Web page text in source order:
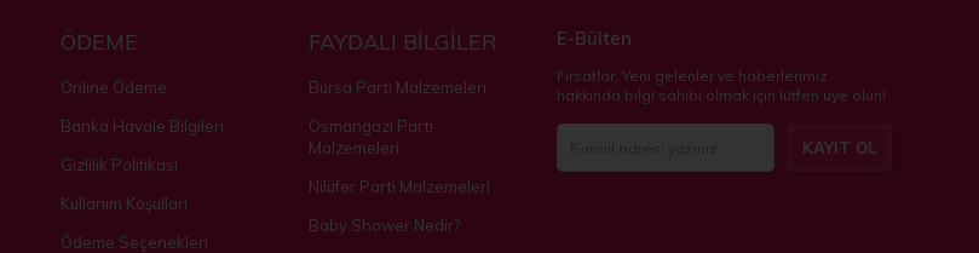
E-Bülten
Fırsatlar, Yeni gelenler ve haberlerimiz
hakkında bilgi sahibi olmak için lütfen üye olun!
KAYIT OL
ÖDEME
Online Ödeme
Banka Havale Bilgileri
Gizlilik Politikası
Kullanım Koşulları
Ödeme Seçenekleri
FAYDALI BİLGİLER
Bursa Parti Malzemeleri
Osmangazi Parti
Malzemeleri
Nilüfer Parti Malzemeleri
Baby Shower Nedir?